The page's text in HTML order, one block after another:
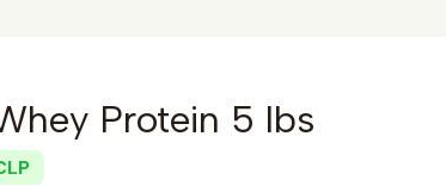
Protein 5 lbs